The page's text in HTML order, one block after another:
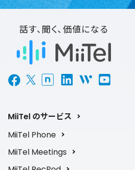
話す、聞く、価値になる
MiiTel のサービス
MiiTel Phone
MiiTel Meetings